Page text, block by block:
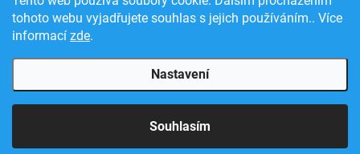
tohoto webu vyjadřujete souhlas s jejich používáním.. Více
informací zde.
Nastavení
Souhlasím
istuffcz
@istuff.cz
iSTUFF . Všechna práva vyhrazena.